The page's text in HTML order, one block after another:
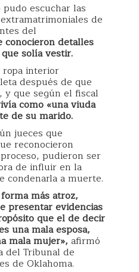
escuchar las
de
del
conocieron detalles
solía vestir.
ropa interior
después de que
que según el fiscal
como «una viuda
de su marido.
jueces que
reconocieron
pudieron ser
de influir en la
condenarla a muerte.
más atroz,
presentar evidencias
que el de decir
una mala esposa,
mala mujer», afirmó
del Tribunal de
de Oklahoma.